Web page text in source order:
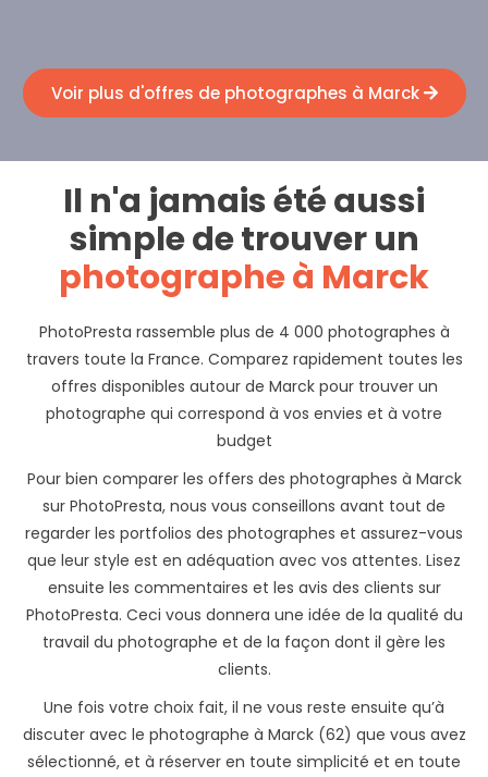
Voir plus d'offres de photographes à Marck
Il n'a jamais été aussi
simple de trouver un
photographe à Marck
PhotoPresta rassemble plus de 4 000 photographes à
travers toute la France. Comparez rapidement toutes les
offres disponibles autour de Marck pour trouver un
photographe qui correspond à vos envies et à votre
budget
Pour bien comparer les offers des photographes à Marck
sur PhotoPresta, nous vous conseillons avant tout de
regarder les portfolios des photographes et assurez-vous
que leur style est en adéquation avec vos attentes. Lisez
ensuite les commentaires et les avis des clients sur
PhotoPresta. Ceci vous donnera une idée de la qualité du
travail du photographe et de la façon dont il gère les
clients.
Une fois votre choix fait, il ne vous reste ensuite qu’à
discuter avec le photographe à Marck (62) que vous avez
sélectionné, et à réserver en toute simplicité et en toute